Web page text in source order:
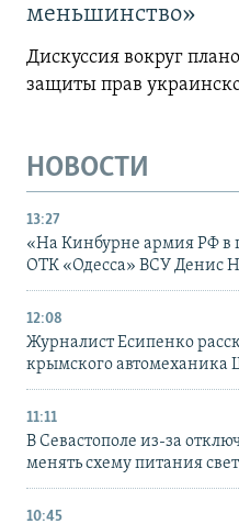
меньшинство»
Дискуссия вокруг
защиты прав
НОВОСТИ
13:27
«На Кинбурне армия РФ в
ОТК «Одесса» ВСУ Денис
12:08
Журналист Есипенко
крымского автомеханика
11:11
В Севастополе из-за
менять схему питания
10:45